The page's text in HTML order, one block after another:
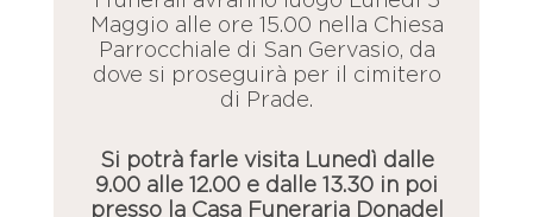
Maggio alle ore 15.00 nella Chiesa
Parrocchiale di San Gervasio, da
dove si proseguirà per il cimitero
di Prade.
Si potrà farle visita Lunedì dalle
9.00 alle 12.00 e dalle 13.30 in poi
presso la Casa Funeraria Donadel